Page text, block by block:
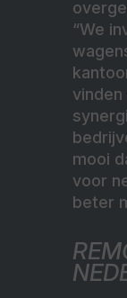
“We
mooi
voor
beter